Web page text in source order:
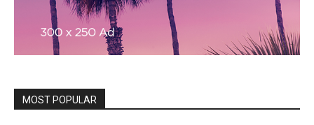
MOST POPULAR